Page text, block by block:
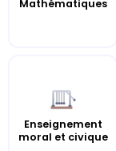
Mathématiques
Enseignement
moral et civique